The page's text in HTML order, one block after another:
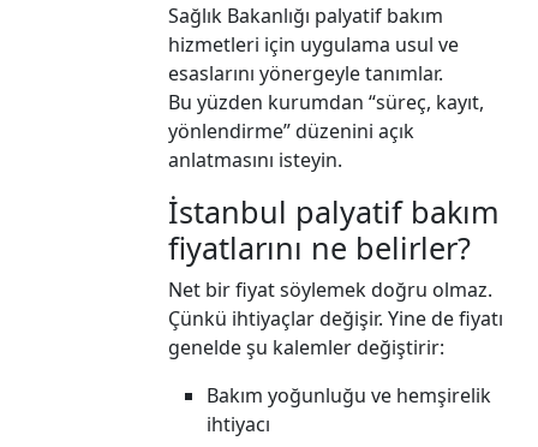
Sağlık Bakanlığı palyatif bakım
hizmetleri için uygulama usul ve
esaslarını yönergeyle tanımlar.
Bu yüzden kurumdan “süreç, kayıt,
yönlendirme” düzenini açık
anlatmasını isteyin.
İstanbul palyatif bakım
fiyatlarını ne belirler?
Net bir fiyat söylemek doğru olmaz.
Çünkü ihtiyaçlar değişir. Yine de fiyatı
genelde şu kalemler değiştirir:
Bakım yoğunluğu ve hemşirelik
ihtiyacı